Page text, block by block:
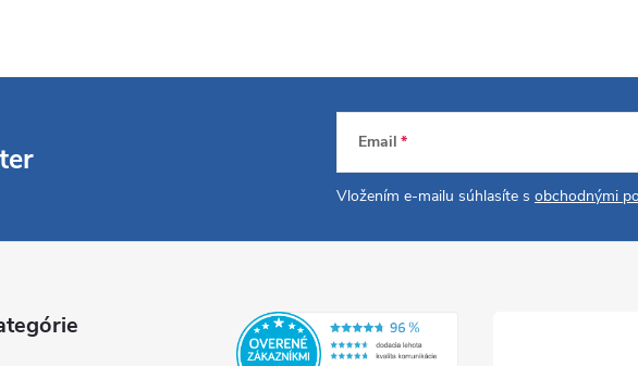
Email
Vložením e-mailu súhlasíte s obchodnými